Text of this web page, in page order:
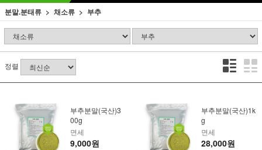
분말.분태류
채소류 부추
정렬
부추분말(국산)3
00g
면세
9,000원
부추분말(국산)1k
g
면세
28,000원